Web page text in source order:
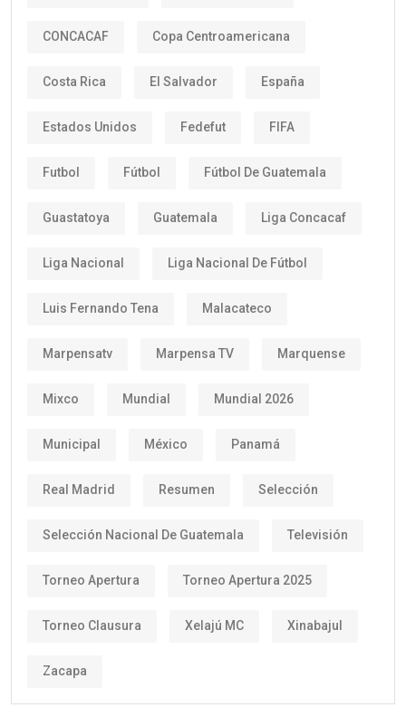
CONCACAF Copa Centroamericana
Costa Rica El Salvador España
Estados Unidos Fedefut FIFA
Futbol Fútbol Fútbol De Guatemala
Guastatoya Guatemala Liga Concacaf
Liga Nacional Liga Nacional De Fútbol
Luis Fernando Tena Malacateco
Marpensatv Marpensa TV Marquense
Mixco Mundial Mundial 2026
Municipal México Panamá
Real Madrid Resumen Selección
Selección Nacional De Guatemala Televisión
Torneo Apertura Torneo Apertura 2025
Torneo Clausura Xelajú MC Xinabajul
Zacapa